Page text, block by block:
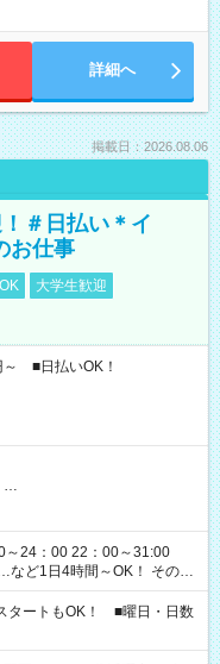
詳細へ
掲載日：2026.08.06
＃日払い＊イ
お仕事
大学生歓迎
■日払いOK！
…
24：00 22：00～31:00
日4時間～OK！ その他
談ください！
タートもOK！ ■曜日・日数